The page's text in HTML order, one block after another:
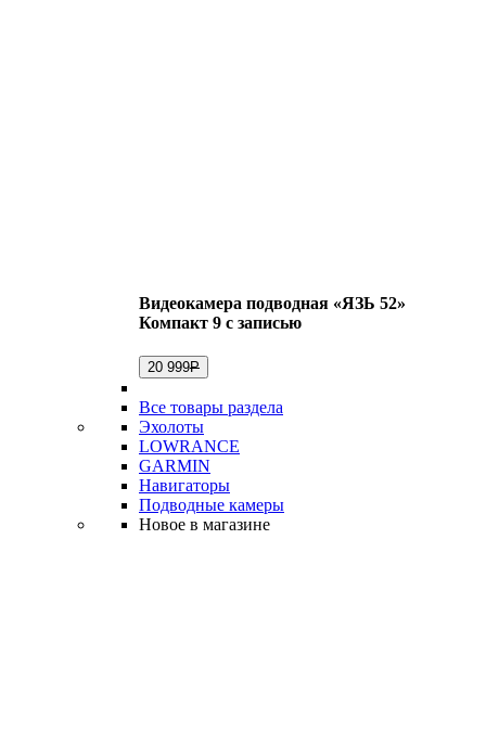
Видеокамера подводная «ЯЗЬ 52»
Компакт 9 с записью
20 999Р
Все товары раздела
Эхолоты
LOWRANCE
GARMIN
Навигаторы
Подводные камеры
Новое в магазине